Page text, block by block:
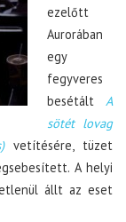
ezelőtt
Aurorában
egy
fegyveres
besétált A
sötét lovag
vetítésére, tüzet
A helyi
állt az eset